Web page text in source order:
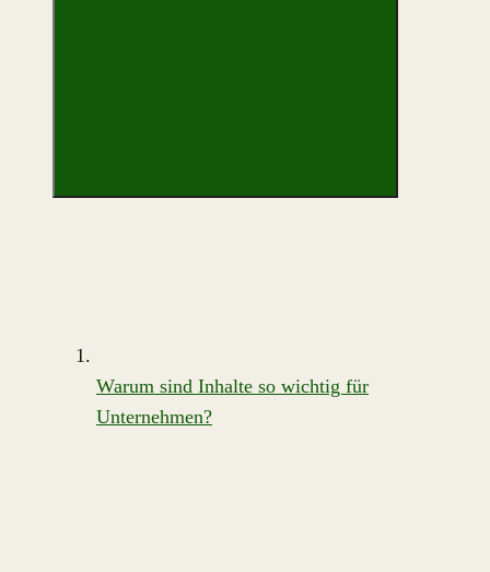
Warum sind Inhalte so wichtig für
Unternehmen?